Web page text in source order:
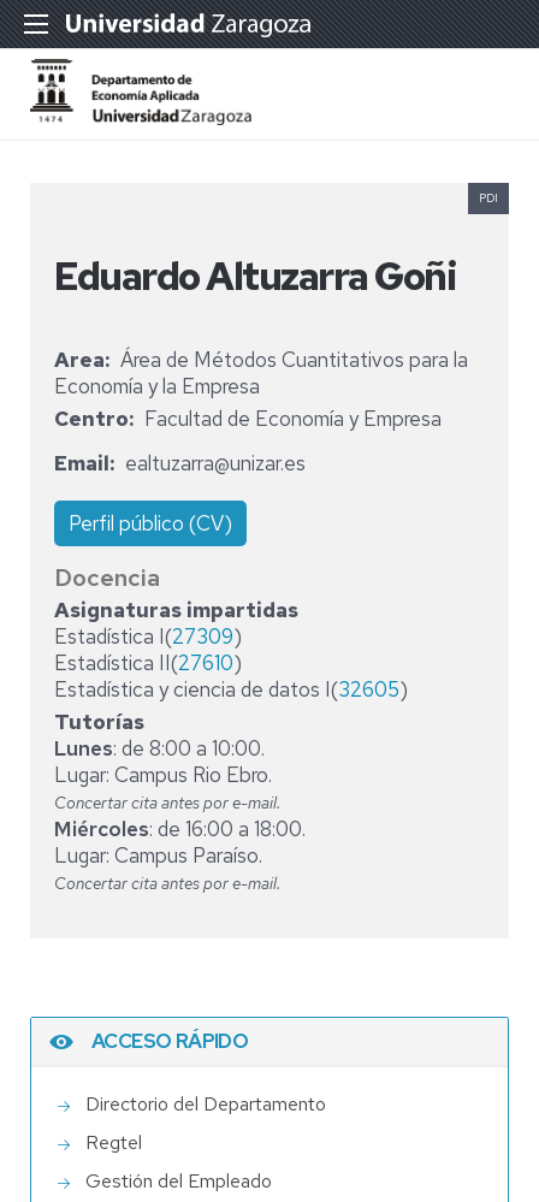
Eduardo Altuzarra Goñi
PDI
Area
Área de Métodos Cuantitativos para la
Economía y la Empresa
Centro
Facultad de Economía y Empresa
Email
ealtuzarra@unizar.es
Perfil público (CV)
Docencia
Asignaturas impartidas
Estadística I(27309)
Estadística II(27610)
Estadística y ciencia de datos I(32605)
Tutorías
Lunes: de 8:00 a 10:00.
Lugar: Campus Rio Ebro.
Concertar cita antes por e-mail.
Miércoles: de 16:00 a 18:00.
Lugar: Campus Paraíso.
Concertar cita antes por e-mail.
ACCESO RÁPIDO
Directorio del Departamento
Regtel
Gestión del Empleado